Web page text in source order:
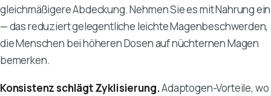
gleichmäßigere Abdeckung. Nehmen Sie es mit Nahrung ein
— das reduziert gelegentliche leichte Magenbeschwerden,
die Menschen bei höheren Dosen auf nüchternen Magen
bemerken.
Konsistenz schlägt Zyklisierung.Adaptogen-Vorteile, wo